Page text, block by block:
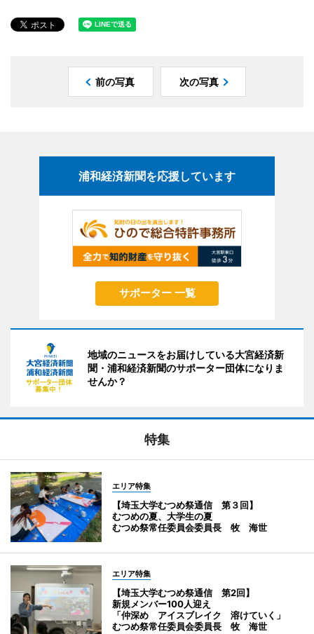
前の写真 次の写真
浦和経済新聞を応援しています
サポーター 一覧
地域のニュースをお届けしている大宮経済新
聞・浦和経済新聞のサポーター団体になりま
せんか？
特集
エリア特集
【埼玉大学むつめ祭通信 第３回】
むつめの夏、大学生の夏
むつめ祭常任委員会委員長 牧 海世
エリア特集
【埼玉大学むつめ祭通信 第2回】
新規メンバー100人迎え
「仲深め アイスブレイク 溶けていく」
むつめ祭常任委員会委員長 牧 海世